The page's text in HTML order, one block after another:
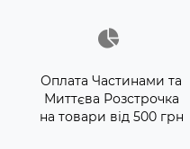
Оплата Частинами та
Миттєва Розстрочка
на товари від 500 грн